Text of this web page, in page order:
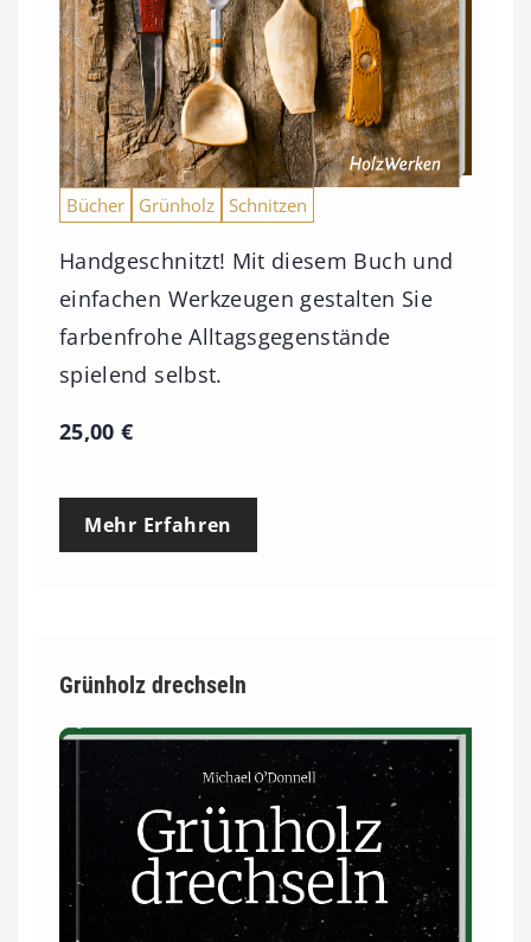
Bücher Grünholz Schnitzen
Handgeschnitzt! Mit diesem Buch und
einfachen Werkzeugen gestalten Sie
farbenfrohe Alltagsgegenstände
spielend selbst.
25,00€
Mehr Erfahren
Grünholz drechseln